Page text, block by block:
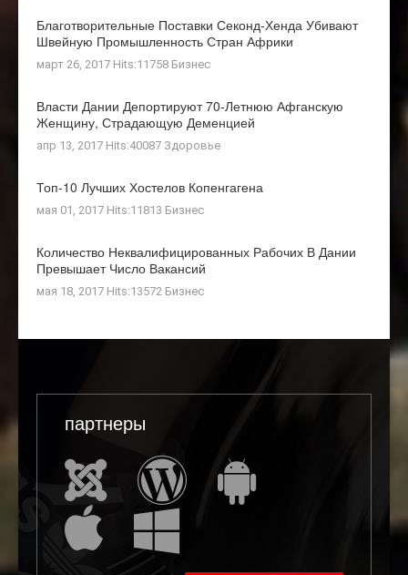
Благотворительные Поставки Секонд-Хенда Убивают
Швейную Промышленность Стран Африки
март 26, 2017 Hits:11758 Бизнес
Власти Дании Депортируют 70-Летнюю Афганскую
Женщину, Страдающую Деменцией
апр 13, 2017 Hits:40087 Здоровье
Топ-10 Лучших Хостелов Копенгагена
мая 01, 2017 Hits:11813 Бизнес
Количество Неквалифицированных Рабочих В Дании
Превышает Число Вакансий
мая 18, 2017 Hits:13572 Бизнес
партнеры